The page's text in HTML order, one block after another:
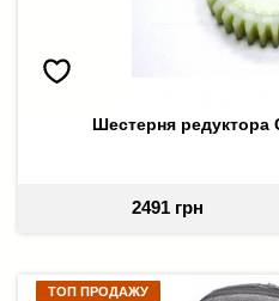
Шестерня редуктора
2491 грн
ТОП ПРОДАЖУ
ТОП ПРОДАЖУ